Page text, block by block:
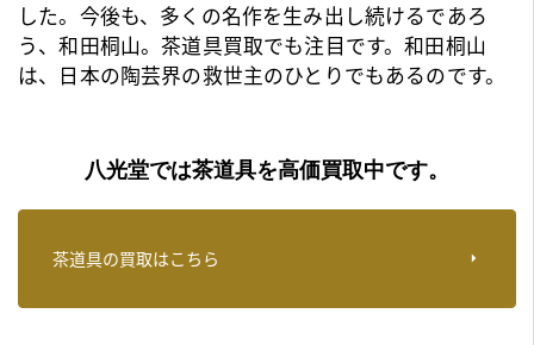
した。今後も、多くの名作を生み出し続けるであろ
う、和田桐山。茶道具買取でも注目です。和田桐山
は、日本の陶芸界の救世主のひとりでもあるのです。
八光堂では茶道具を高価買取中です。
茶道具の買取はこちら